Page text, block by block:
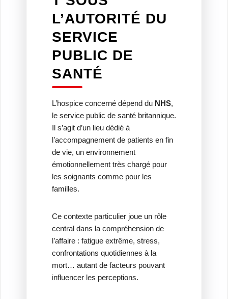
L’AUTORITÉ DU
SERVICE
PUBLIC DE
SANTÉ
L’hospice concerné dépend du NHS,
le service public de santé britannique.
Il s’agit d’un lieu dédié à
l’accompagnement de patients en fin
de vie, un environnement
émotionnellement très chargé pour
les soignants comme pour les
familles.
Ce contexte particulier joue un rôle
central dans la compréhension de
l’affaire : fatigue extrême, stress,
confrontations quotidiennes à la
mort… autant de facteurs pouvant
influencer les perceptions.